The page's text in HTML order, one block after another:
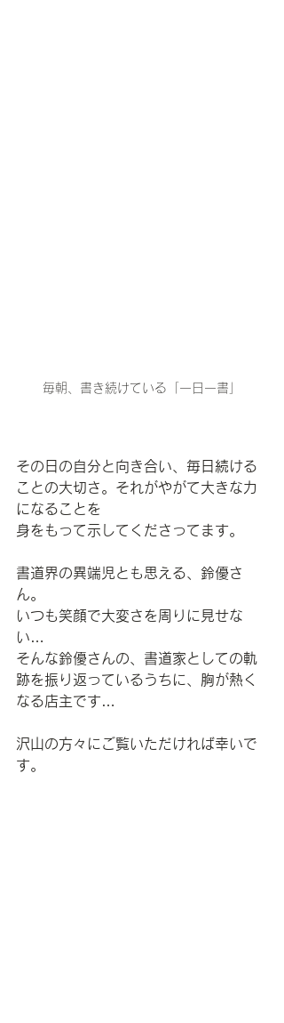
毎朝、書き続けている「一日一書」
その日の自分と向き合い、毎日続ける
ことの大切さ。それがやがて大きな力
になることを
身をもって示してくださってます。
書道界の異端児とも思える、鈴優さ
ん。
いつも笑顔で大変さを周りに見せな
い…
そんな鈴優さんの、書道家としての軌
跡を振り返っているうちに、胸が熱く
なる店主です…
沢山の方々にご覧いただければ幸いで
す。